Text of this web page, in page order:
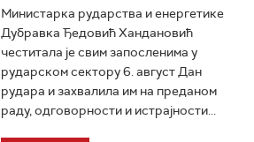
Министарка рударства и енергетике
Дубравка Ђедовић Хандановић
честитала је свим запосленима у
рударском сектору 6. август Дан
рудара и захвалила им на преданом
раду, одговорности и истрајности...